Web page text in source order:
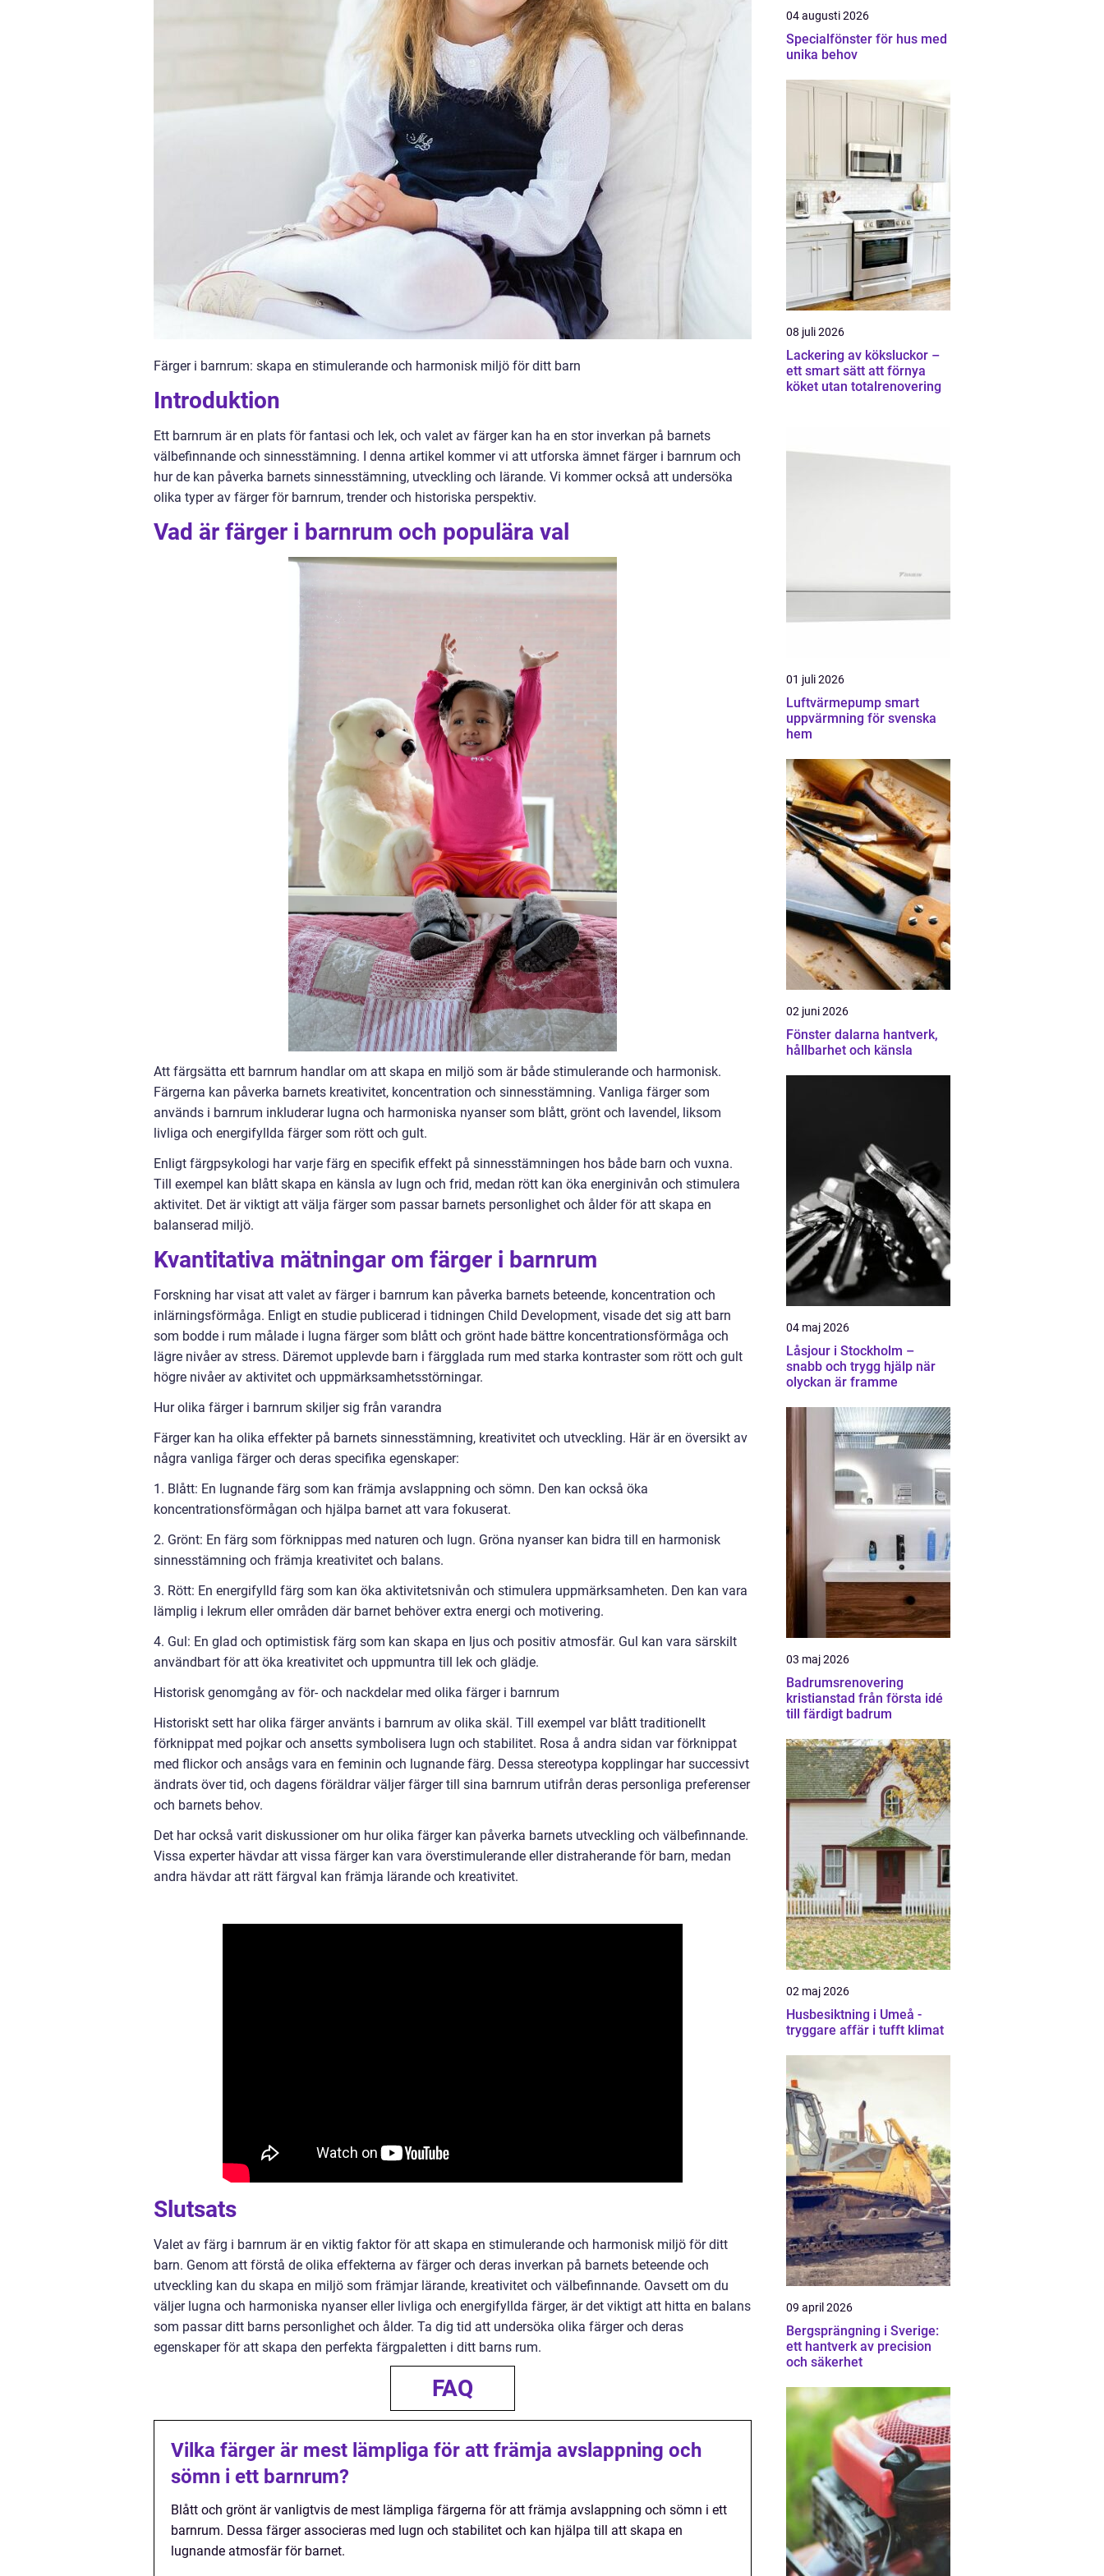
Färger i barnrum: skapa en stimulerande och harmonisk miljö för ditt barn
Introduktion
Ett barnrum är en plats för fantasi och lek, och valet av färger kan ha en stor inverkan på barnets
välbefinnande och sinnesstämning. I denna artikel kommer vi att utforska ämnet färger i barnrum och
hur de kan påverka barnets sinnesstämning, utveckling och lärande. Vi kommer också att undersöka
olika typer av färger för barnrum, trender och historiska perspektiv.
Vad är färger i barnrum och populära val
Att färgsätta ett barnrum handlar om att skapa en miljö som är både stimulerande och harmonisk.
Färgerna kan påverka barnets kreativitet, koncentration och sinnesstämning. Vanliga färger som
används i barnrum inkluderar lugna och harmoniska nyanser som blått, grönt och lavendel, liksom
livliga och energifyllda färger som rött och gult.
Enligt färgpsykologi har varje färg en specifik effekt på sinnesstämningen hos både barn och vuxna.
Till exempel kan blått skapa en känsla av lugn och frid, medan rött kan öka energinivån och stimulera
aktivitet. Det är viktigt att välja färger som passar barnets personlighet och ålder för att skapa en
balanserad miljö.
Kvantitativa mätningar om färger i barnrum
Forskning har visat att valet av färger i barnrum kan påverka barnets beteende, koncentration och
inlärningsförmåga. Enligt en studie publicerad i tidningen Child Development, visade det sig att barn
som bodde i rum målade i lugna färger som blått och grönt hade bättre koncentrationsförmåga och
lägre nivåer av stress. Däremot upplevde barn i färgglada rum med starka kontraster som rött och gult
högre nivåer av aktivitet och uppmärksamhetsstörningar.
Hur olika färger i barnrum skiljer sig från varandra
Färger kan ha olika effekter på barnets sinnesstämning, kreativitet och utveckling. Här är en översikt av
några vanliga färger och deras specifika egenskaper:
1. Blått: En lugnande färg som kan främja avslappning och sömn. Den kan också öka
koncentrationsförmågan och hjälpa barnet att vara fokuserat.
2. Grönt: En färg som förknippas med naturen och lugn. Gröna nyanser kan bidra till en harmonisk
sinnesstämning och främja kreativitet och balans.
3. Rött: En energifylld färg som kan öka aktivitetsnivån och stimulera uppmärksamheten. Den kan vara
lämplig i lekrum eller områden där barnet behöver extra energi och motivering.
4. Gul: En glad och optimistisk färg som kan skapa en ljus och positiv atmosfär. Gul kan vara särskilt
användbart för att öka kreativitet och uppmuntra till lek och glädje.
Historisk genomgång av för- och nackdelar med olika färger i barnrum
Historiskt sett har olika färger använts i barnrum av olika skäl. Till exempel var blått traditionellt
förknippat med pojkar och ansetts symbolisera lugn och stabilitet. Rosa å andra sidan var förknippat
med flickor och ansågs vara en feminin och lugnande färg. Dessa stereotypa kopplingar har successivt
ändrats över tid, och dagens föräldrar väljer färger till sina barnrum utifrån deras personliga preferenser
och barnets behov.
Det har också varit diskussioner om hur olika färger kan påverka barnets utveckling och välbefinnande.
Vissa experter hävdar att vissa färger kan vara överstimulerande eller distraherande för barn, medan
andra hävdar att rätt färgval kan främja lärande och kreativitet.
Slutsats
Valet av färg i barnrum är en viktig faktor för att skapa en stimulerande och harmonisk miljö för ditt
barn. Genom att förstå de olika effekterna av färger och deras inverkan på barnets beteende och
utveckling kan du skapa en miljö som främjar lärande, kreativitet och välbefinnande. Oavsett om du
väljer lugna och harmoniska nyanser eller livliga och energifyllda färger, är det viktigt att hitta en balans
som passar ditt barns personlighet och ålder. Ta dig tid att undersöka olika färger och deras
egenskaper för att skapa den perfekta färgpaletten i ditt barns rum.
FAQ
Vilka färger är mest lämpliga för att främja avslappning och
sömn i ett barnrum?
Blått och grönt är vanligtvis de mest lämpliga färgerna för att främja avslappning och sömn i ett
barnrum. Dessa färger associeras med lugn och stabilitet och kan hjälpa till att skapa en
lugnande atmosfär för barnet.
04 augusti 2026
Specialfönster för hus med
unika behov
08 juli 2026
Lackering av köksluckor –
ett smart sätt att förnya
köket utan totalrenovering
01 juli 2026
Luftvärmepump smart
uppvärmning för svenska
hem
02 juni 2026
Fönster dalarna hantverk,
hållbarhet och känsla
04 maj 2026
Låsjour i Stockholm –
snabb och trygg hjälp när
olyckan är framme
03 maj 2026
Badrumsrenovering
kristianstad från första idé
till färdigt badrum
02 maj 2026
Husbesiktning i Umeå -
tryggare affär i tufft klimat
09 april 2026
Bergsprängning i Sverige:
ett hantverk av precision
och säkerhet